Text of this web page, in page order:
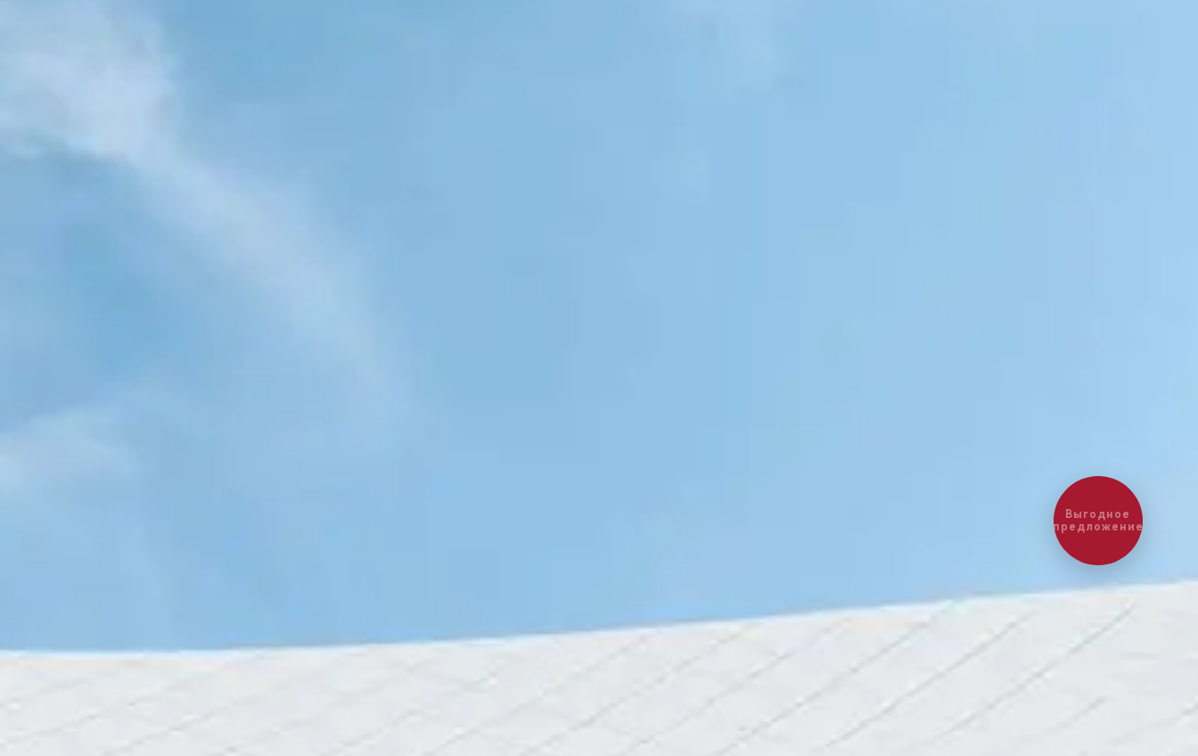
Выгодное
предложение